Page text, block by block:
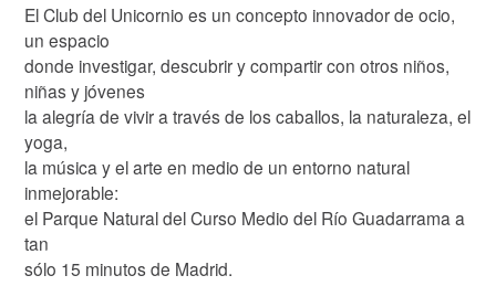
El Club del Unicornio es un concepto innovador de ocio,
un espacio
donde investigar, descubrir y compartir con otros niños,
niñas y jóvenes
la alegría de vivir a través de los caballos, la naturaleza, el
yoga,
la música y el arte en medio de un entorno natural
inmejorable:
el Parque Natural del Curso Medio del Río Guadarrama a
tan
sólo 15 minutos de Madrid.